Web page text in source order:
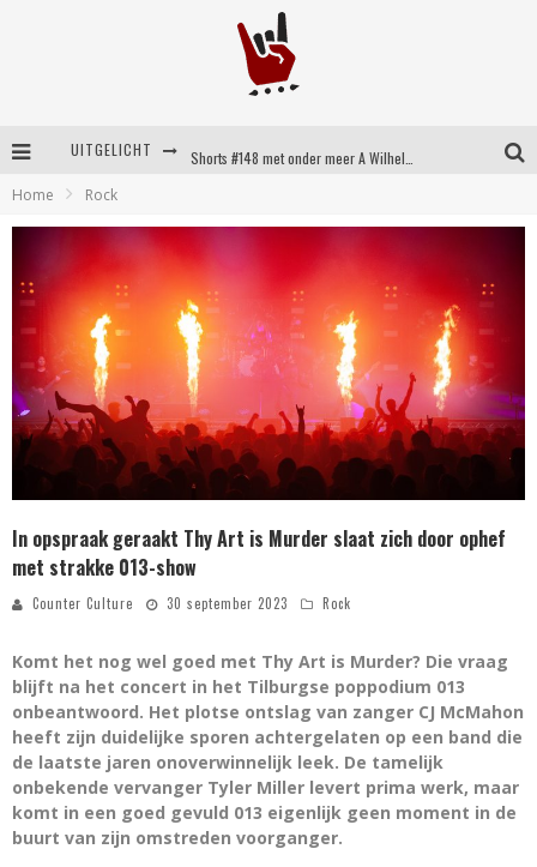
UITGELICHT
Home Rock
In opspraak geraakt Thy Art is Murder slaat zich door ophef
met strakke 013-show
Counter Culture 30 september 2023 Rock
Komt het nog wel goed met Thy Art is Murder? Die vraag
blijft na het concert in het Tilburgse poppodium 013
onbeantwoord. Het plotse ontslag van zanger CJ McMahon
heeft zijn duidelijke sporen achtergelaten op een band die
de laatste jaren onoverwinnelijk leek. De tamelijk
onbekende vervanger Tyler Miller levert prima werk, maar
komt in een goed gevuld 013 eigenlijk geen moment in de
buurt van zijn omstreden voorganger.